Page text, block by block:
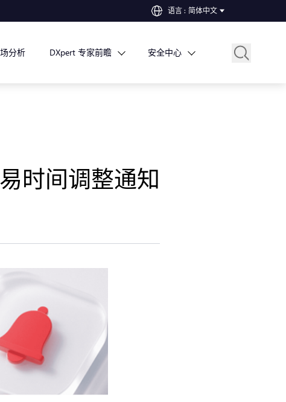
语言 : 简体中文
分析 DXpert 专家前瞻 安全中心
时间调整通知